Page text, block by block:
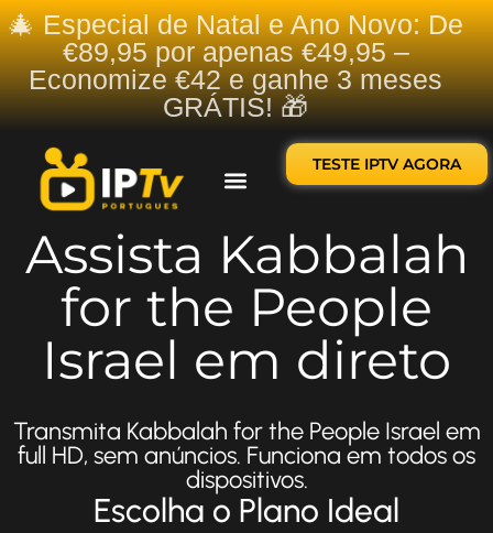
🎄 Especial de Natal e Ano Novo: De
€89,95 por apenas €49,95 –
Economize €42 e ganhe 3 meses
GRÁTIS! 🎁
TESTE IPTV AGORA
Assista Kabbalah
for the People
Israel em direto
Transmita Kabbalah for the People Israel em
full HD, sem anúncios. Funciona em todos os
dispositivos.
Escolha o Plano Ideal